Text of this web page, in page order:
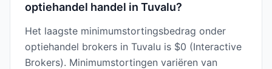
optiehandel handel in Tuvalu?
Het laagste minimumstortingsbedrag onder
optiehandel brokers in Tuvalu is $0 (Interactive
Brokers). Minimumstortingen variëren van